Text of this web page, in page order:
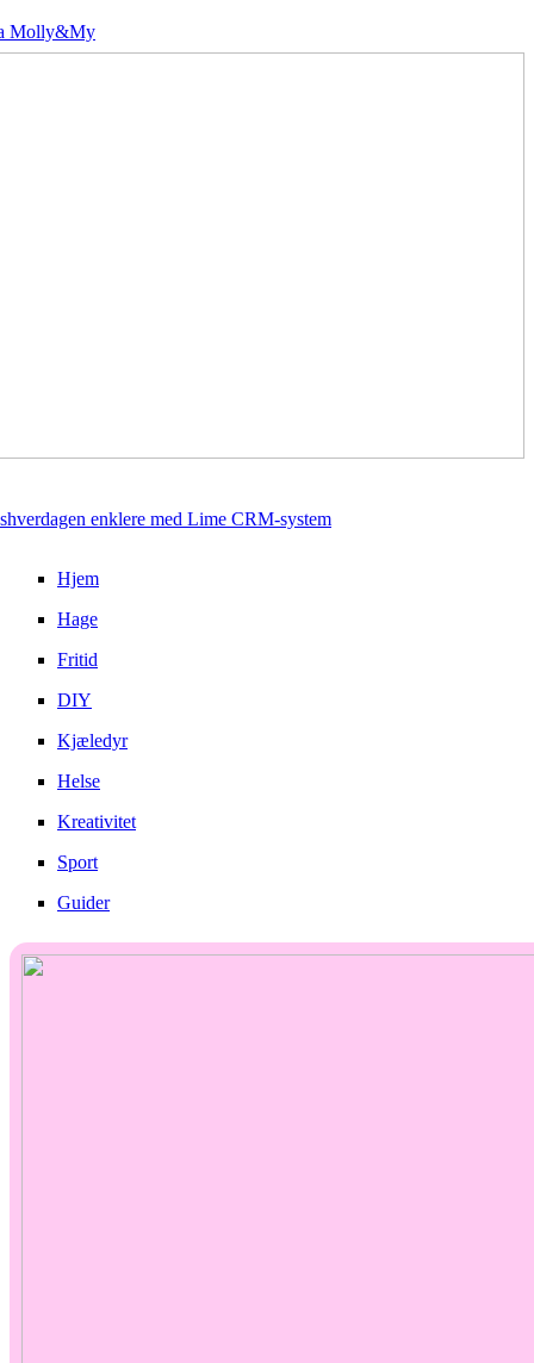
Molly&My
enklere med Lime CRM-system
Hjem
Hage
Fritid
DIY
Kjæledyr
Helse
Kreativitet
Sport
Guider